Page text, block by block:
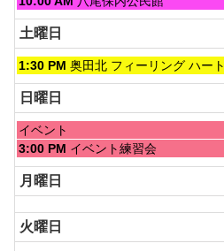
曜
日,
8
月
21st
2026
土曜日
土
曜
日,
8
月
22nd
2026
1:30 PM 奥田北 フィーリング ハート
日曜日
日
曜
日,
8
月
2026
イベント
日
曜
日,
8
月
23rd
2026
3:00 PM イベント練習会
月曜日
火曜日